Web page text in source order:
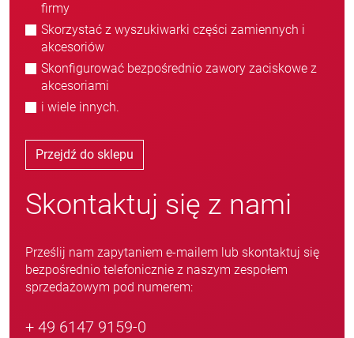
firmy
Skorzystać z wyszukiwarki części zamiennych i
akcesoriów
Skonfigurować bezpośrednio zawory zaciskowe z
akcesoriami
i wiele innych.
Przejdź do sklepu
Skontaktuj się z nami
Prześlij nam zapytaniem e-mailem lub skontaktuj się
bezpośrednio telefonicznie z naszym zespołem
sprzedażowym pod numerem:
+ 49 6147 9159-0